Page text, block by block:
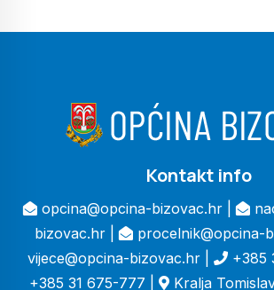
Kontakt info
opcina@opcina-bizovac.hr |
bizovac.hr |
procelnik@opcina-
vijece@opcina-bizovac.hr |
+385
+385 31 675-777 |
Kralja